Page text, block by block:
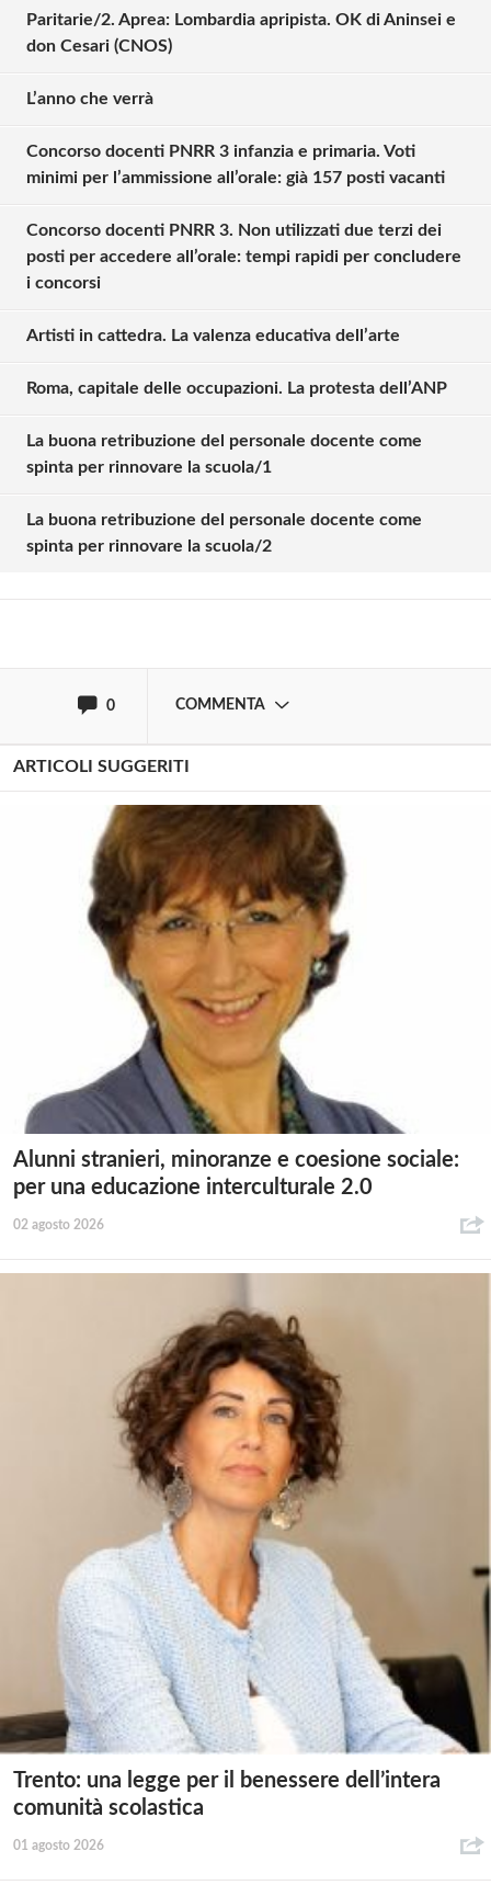
Paritarie/2. Aprea: Lombardia apripista. OK di Aninsei e
don Cesari (CNOS)
L’anno che verrà
Concorso docenti PNRR 3 infanzia e primaria. Voti
minimi per l’ammissione all’orale: già 157 posti vacanti
Concorso docenti PNRR 3. Non utilizzati due terzi dei
posti per accedere all’orale: tempi rapidi per concludere
i concorsi
Artisti in cattedra. La valenza educativa dell’arte
Roma, capitale delle occupazioni. La protesta dell’ANP
La buona retribuzione del personale docente come
spinta per rinnovare la scuola/1
La buona retribuzione del personale docente come
spinta per rinnovare la scuola/2
0 COMMENTA
Solo gli utenti registrati possono
Effettua il Login o
ARTICOLI SUGGERITI
Alunni stranieri, minoranze e coesione sociale:
per una educazione interculturale 2.0
02 agosto 2026
Trento: una legge per il benessere dell’intera
comunità scolastica
01 agosto 2026